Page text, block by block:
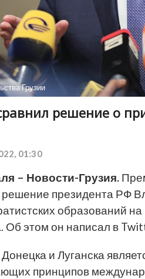
Грузии
решение о
01:30
– Новости-Грузия.
президента РФ
образований
Об этом он написал в
и Луганска
принципов